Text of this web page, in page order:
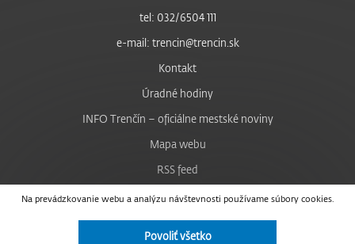
Na prevádzkovanie webu a analýzu návštevnosti používame súbory cookies.
Povoliť všetko
tel: 032/6504 111
e-mail: trencin@trencin.sk
Kontakt
Úradné hodiny
INFO Trenčín – oficiálne mestské noviny
Mapa webu
RSS feed
Nastavenie cookies
Facebook